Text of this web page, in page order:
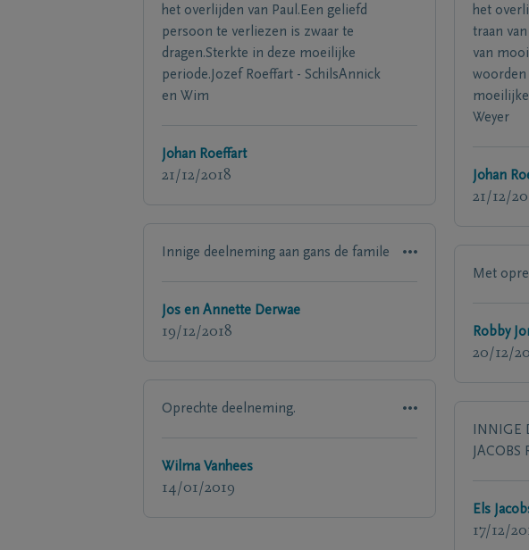
het overlijden van Paul.Een geliefd
persoon te verliezen is zwaar te
dragen.Sterkte in deze moeilijke
periode.Jozef Roeffart - SchilsAnnick
en Wim
Johan Roeffart
21/12/2018
Innige deelneming aan gans de famile
Jos en Annette Derwae
19/12/2018
Oprechte deelneming.
Wilma Vanhees
14/01/2019
het
traan
van
moeilijke
Weyer
Johan
21/12/
Met
Robby
20/12/
INNIGE
JACOBS
Els
17/12/